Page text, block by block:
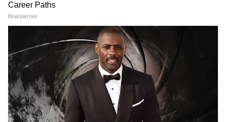
15 August Jewellery Ideas:
व्हाइट सूट+साड़ी के साथ ट्राई करें ये
7 पर्ल स्टाइलिश इयररिंग्स
कानों में ट्राईकलर इयररिंग्स जगाएंगी
देशभक्ति की भावना, चुनें 6 डिजाइन
LATEST VIDEOS